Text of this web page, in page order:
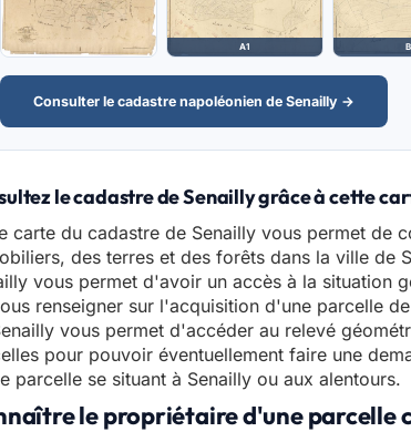
A1
Consulter le cadastre napoléonien de Senailly →
le cadastre de Senailly grâce à cette
carte du cadastre de Senailly vous permet de
des terres et des forêts dans la ville de
vous permet d'avoir un accès à la situation
renseigner sur l'acquisition d'une parcelle
vous permet d'accéder au relevé
pour pouvoir éventuellement faire une
parcelle se situant à Senailly ou aux alentours.
le propriétaire d'une parcelle